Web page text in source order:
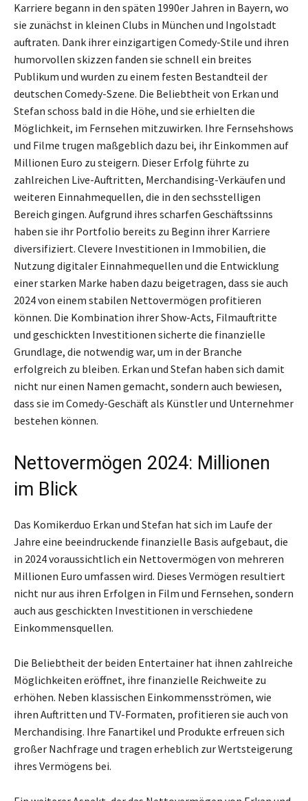
Karriere begann in den späten 1990er Jahren in Bayern, wo
sie zunächst in kleinen Clubs in München und Ingolstadt
auftraten. Dank ihrer einzigartigen Comedy-Stile und ihren
humorvollen skizzen fanden sie schnell ein breites
Publikum und wurden zu einem festen Bestandteil der
deutschen Comedy-Szene. Die Beliebtheit von Erkan und
Stefan schoss bald in die Höhe, und sie erhielten die
Möglichkeit, im Fernsehen mitzuwirken. Ihre Fernsehshows
und Filme trugen maßgeblich dazu bei, ihr Einkommen auf
Millionen Euro zu steigern. Dieser Erfolg führte zu
zahlreichen Live-Auftritten, Merchandising-Verkäufen und
weiteren Einnahmequellen, die in den sechsstelligen
Bereich gingen. Aufgrund ihres scharfen Geschäftssinns
haben sie ihr Portfolio bereits zu Beginn ihrer Karriere
diversifiziert. Clevere Investitionen in Immobilien, die
Nutzung digitaler Einnahmequellen und die Entwicklung
einer starken Marke haben dazu beigetragen, dass sie auch
2024 von einem stabilen Nettovermögen profitieren
können. Die Kombination ihrer Show-Acts, Filmauftritte
und geschickten Investitionen sicherte die finanzielle
Grundlage, die notwendig war, um in der Branche
erfolgreich zu bleiben. Erkan und Stefan haben sich damit
nicht nur einen Namen gemacht, sondern auch bewiesen,
dass sie im Comedy-Geschäft als Künstler und Unternehmer
bestehen können.
Nettovermögen 2024: Millionen
im Blick
Das Komikerduo Erkan und Stefan hat sich im Laufe der
Jahre eine beeindruckende finanzielle Basis aufgebaut, die
in 2024 voraussichtlich ein Nettovermögen von mehreren
Millionen Euro umfassen wird. Dieses Vermögen resultiert
nicht nur aus ihren Erfolgen in Film und Fernsehen, sondern
auch aus geschickten Investitionen in verschiedene
Einkommensquellen.
Die Beliebtheit der beiden Entertainer hat ihnen zahlreiche
Möglichkeiten eröffnet, ihre finanzielle Reichweite zu
erhöhen. Neben klassischen Einkommensströmen, wie
ihren Auftritten und TV-Formaten, profitieren sie auch von
Merchandising. Ihre Fanartikel und Produkte erfreuen sich
großer Nachfrage und tragen erheblich zur Wertsteigerung
ihres Vermögens bei.